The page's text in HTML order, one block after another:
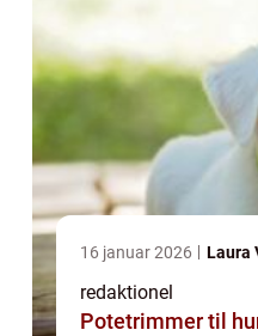
16 januar 2026 Laura
redaktionel
Potetrimmer til